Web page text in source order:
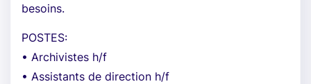
besoins.
POSTES:
• Archivistes h/f
• Assistants de direction h/f